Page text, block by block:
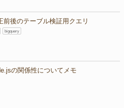
前後のテーブル検証用クエリ
bigquery
の関係性についてメモ